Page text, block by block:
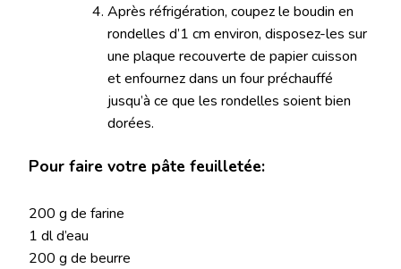
Après réfrigération, coupez le boudin en
rondelles d’1 cm environ, disposez-les sur
une plaque recouverte de papier cuisson
et enfournez dans un four préchauffé
jusqu’à ce que les rondelles soient bien
dorées.
Pour faire votre pâte feuilletée:
200 g de farine
1 dl d’eau
200 g de beurre